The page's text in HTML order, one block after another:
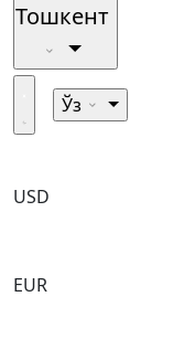
Тошкент
Ўз
USD
EUR